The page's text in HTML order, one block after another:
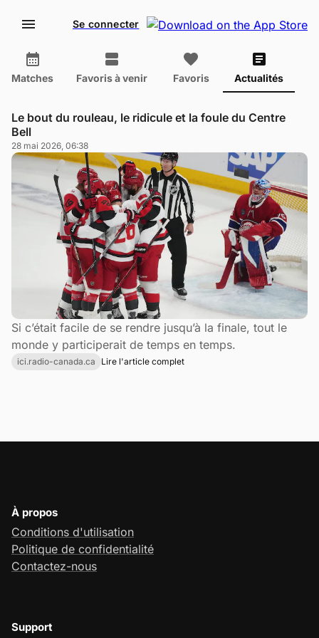
Se connecter
Matches Favoris à venir Favoris Actualités
Le bout du rouleau, le ridicule et la foule du Centre
Bell
28 mai 2026, 06:38
Si c’était facile de se rendre jusqu’à la finale, tout le
monde y participerait de temps en temps.
ici.radio-canada.ca Lire l'article complet
À propos
Conditions d'utilisation
Politique de confidentialité
Contactez-nous
Support